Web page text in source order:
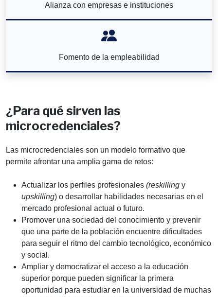
Alianza con empresas e instituciones
Fomento de la empleabilidad
¿Para qué sirven las
microcredenciales?
Las microcredenciales son un modelo formativo que
permite afrontar una amplia gama de retos:
Actualizar los perfiles profesionales (reskilling y
upskilling) o desarrollar habilidades necesarias en el
mercado profesional actual o futuro.
Promover una sociedad del conocimiento y prevenir
que una parte de la población encuentre dificultades
para seguir el ritmo del cambio tecnológico, económico
y social.
Ampliar y democratizar el acceso a la educación
superior porque pueden significar la primera
oportunidad para estudiar en la universidad de muchas